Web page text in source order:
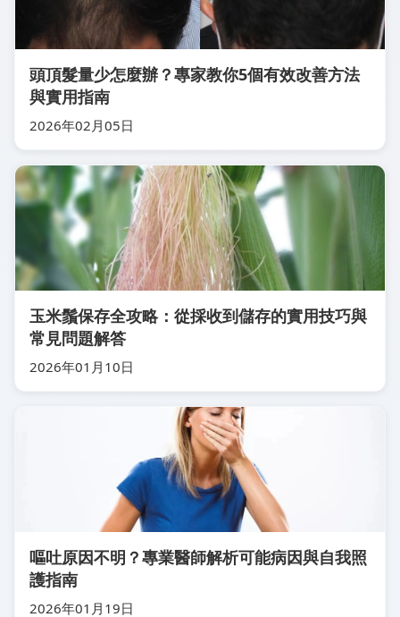
頭頂髮量少怎麼辦？專家教你5個有效改善方法
與實用指南
2026年02月05日
玉米鬚保存全攻略：從採收到儲存的實用技巧與
常見問題解答
2026年01月10日
嘔吐原因不明？專業醫師解析可能病因與自我照
護指南
2026年01月19日